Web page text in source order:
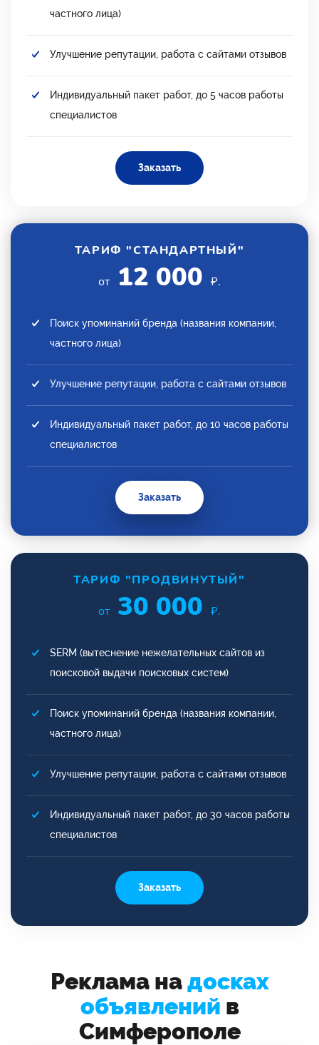
частного лица)
Улучшение репутации, работа с сайтами отзывов
Индивидуальный пакет работ, до 5 часов работы
специалистов
Заказать
ТАРИФ "СТАНДАРТНЫЙ"
от 12 000 ₽.
Поиск упоминаний бренда (названия компании,
частного лица)
Улучшение репутации, работа с сайтами отзывов
Индивидуальный пакет работ, до 10 часов работы
специалистов
Заказать
ТАРИФ "ПРОДВИНУТЫЙ"
от 30 000 ₽.
SERM (вытеснение нежелательных сайтов из
поисковой выдачи поисковых систем)
Поиск упоминаний бренда (названия компании,
частного лица)
Улучшение репутации, работа с сайтами отзывов
Индивидуальный пакет работ, до 30 часов работы
специалистов
Заказать
Реклама надосках
объявлений в
Симферополе